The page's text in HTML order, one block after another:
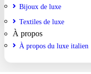
Bijoux de luxe
Textiles de luxe
À propos
À propos du luxe italien